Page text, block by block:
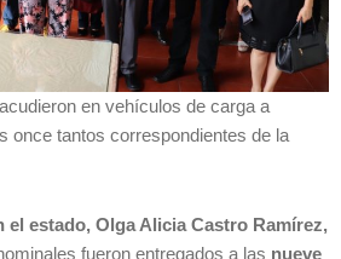
en vehículos de carga a
once tantos correspondientes de la
el estado, Olga Alicia Castro Ramírez,
fueron entregados a las nueve